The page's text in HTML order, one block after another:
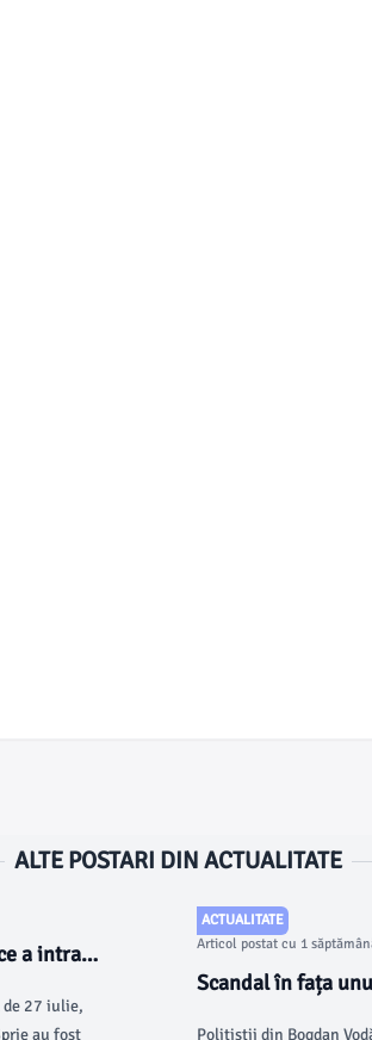
ALTE POSTARI DIN ACTUALITATE
a intrat
27 iulie,
au fost
ACTUALITATE
Articol postat cu 1
Scandal în fața
Polițiștii din Bogdan